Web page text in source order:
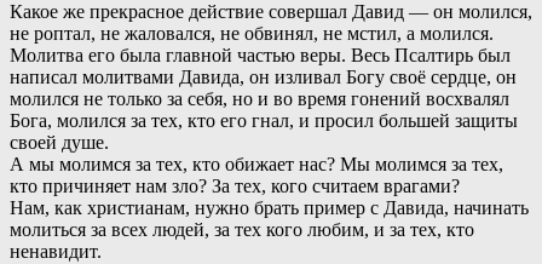
Какое же прекрасное действие совершал Давид — он молился,
не роптал, не жаловался, не обвинял, не мстил, а молился.
Молитва его была главной частью веры. Весь Псалтирь был
написал молитвами Давида, он изливал Богу своё сердце, он
молился не только за себя, но и во время гонений восхвалял
Бога, молился за тех, кто его гнал, и просил большей защиты
своей душе.
А мы молимся за тех, кто обижает нас? Мы молимся за тех,
кто причиняет нам зло? За тех, кого считаем врагами?
Нам, как христианам, нужно брать пример с Давида, начинать
молиться за всех людей, за тех кого любим, и за тех, кто
ненавидит.